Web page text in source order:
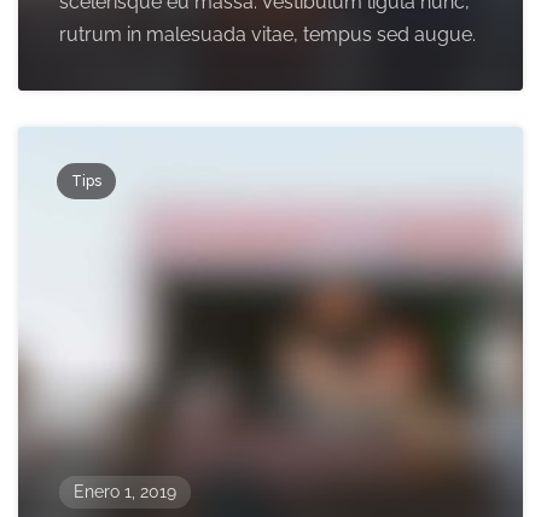
rutrum in malesuada vitae, tempus sed augue.
Tips
Enero 1, 2019